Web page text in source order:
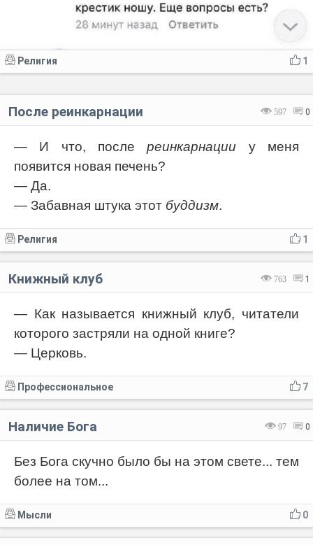
1
Религия
597 0
После реинкарнации
— И что, послереинкарнации у меня
появится новая печень?
— Да.
— Забавная штука этот буддизм.
1
Религия
763 1
Книжный клуб
— Как называется книжный клуб, читатели
которого застряли на одной книге?
— Церковь.
7
Профессиональное
97 0
Наличие Бога
Без Бога скучно было бы на этом свете... тем
более на том...
0
Мысли